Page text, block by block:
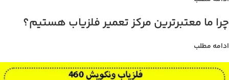
چرا ما معتبرترین مرکز تعمیر فلزیاب هستیم؟
ادامه مطلب